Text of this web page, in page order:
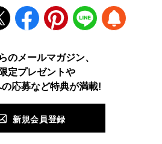
Facebook Pinterest LINE
のメールマガジン、
定プレゼントや
応募など特典が満載!
新規会員登録